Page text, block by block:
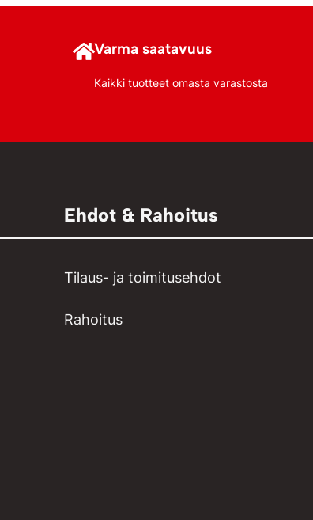
Varma saatavuus
Kaikki tuotteet omasta varastosta
Ehdot & Rahoitus
Tilaus- ja toimitusehdot
Rahoitus